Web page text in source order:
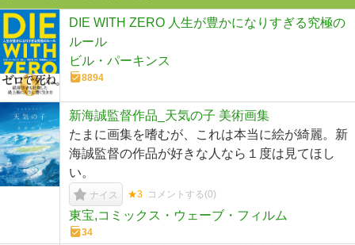
DIE WITH ZERO 人生が豊かになりすぎる究極の
ルール
ビル・パーキンス
8894
新海誠監督作品_天気の子 美術画集
たまに画集を嗜むが、これは本当に絵が綺麗。新
海誠監督の作品が好きな人なら１度は見てほし
い。
ナイス ★3 コメントする(0)
東宝,コミックス・ウェーブ・フィルム
34